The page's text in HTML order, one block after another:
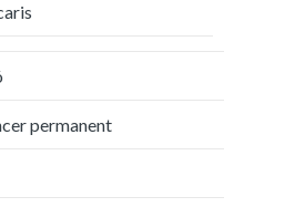
permanent